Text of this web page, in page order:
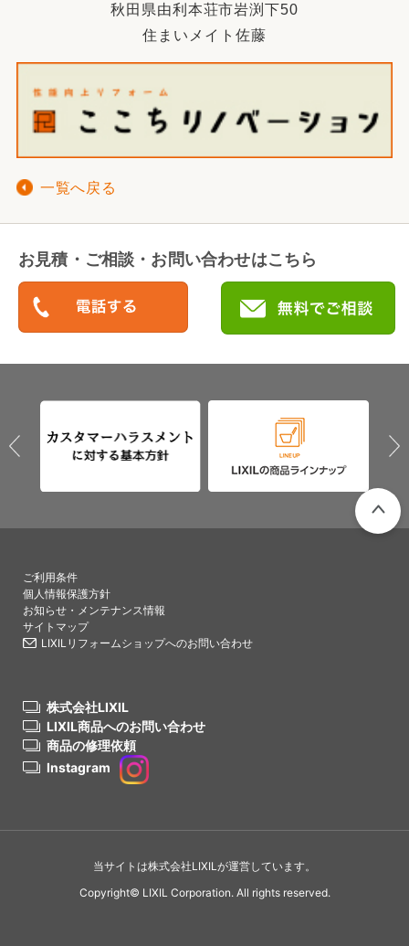
秋田県由利本荘市岩渕下50
住まいメイト佐藤
一覧へ戻る
お見積・ご相談・お問い合わせはこちら
ご利用条件
個人情報保護方針
お知らせ・メンテナンス情報
サイトマップ
LIXILリフォームショップへのお問い合わせ
株式会社LIXIL
LIXIL商品へのお問い合わせ
商品の修理依頼
Instagram
当サイトは株式会社LIXILが運営しています。
Copyright© LIXIL Corporation. All rights reserved.